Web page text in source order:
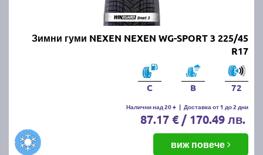
Зимни гуми NEXEN NEXEN WG-SPORT 3 225/45
R17
C B 72
Налични над 20 + | Доставка от 1 до 2 дни
87.17 € / 170.49 лв.
виж повече